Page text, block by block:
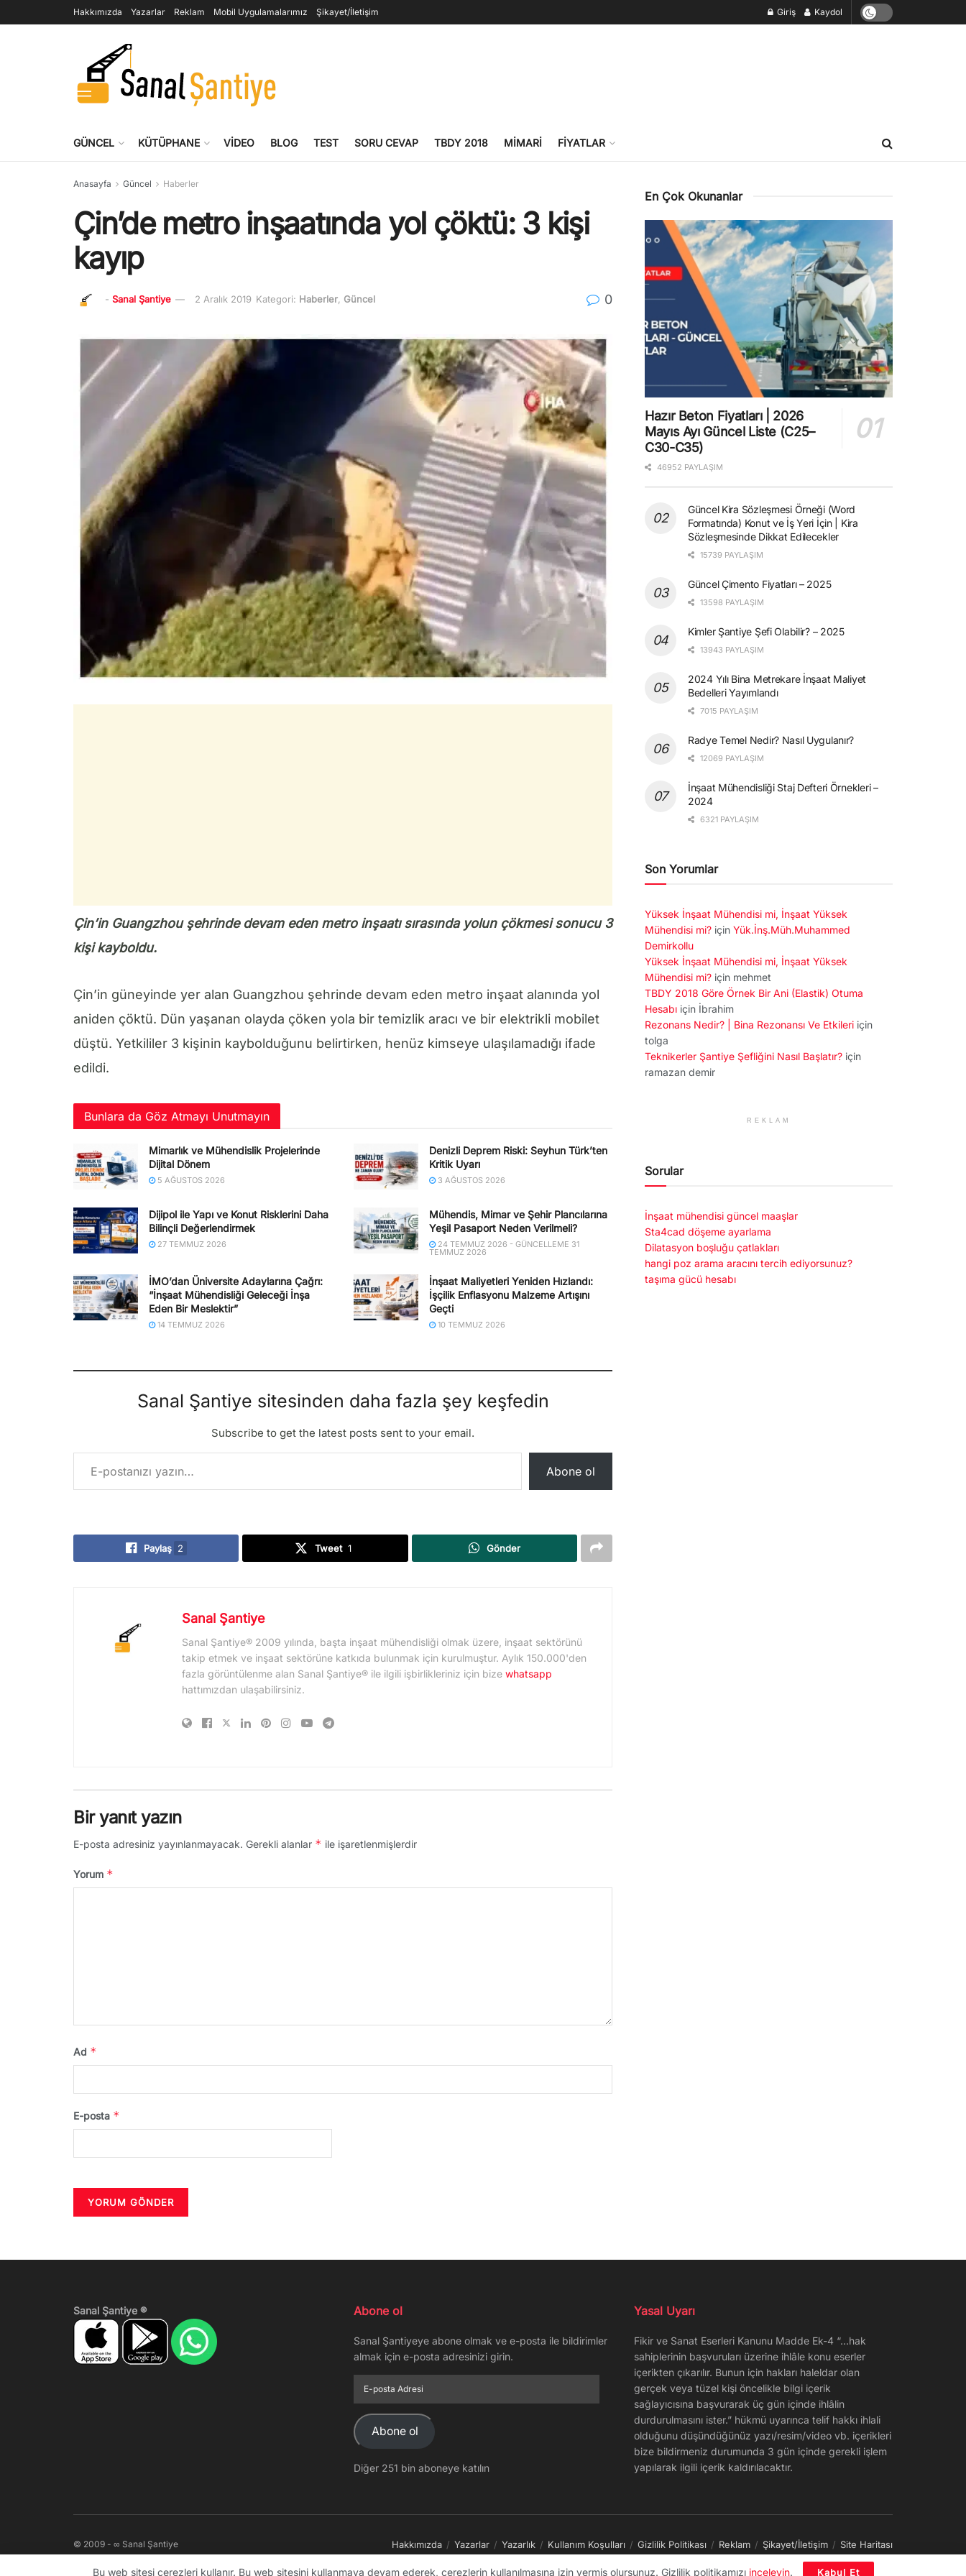
Hakkımızda Yazarlar Reklam Mobil Uygulamalarımız Şikayet/İletişim Giriş Kaydol
GÜNCEL KÜTÜPHANE VIDEO BLOG TEST SORU CEVAP TBDY 2018 MIMARI FIYATLAR
Anasayfa Güncel Haberler
Çin’de metro inşaatında yol çöktü: 3 kişi
kayıp
- Sanal Şantiye 2 Aralık 2019 Kategori: Haberler, Güncel 0
Çin’in Guangzhou şehrinde devam eden metro inşaatı sırasında yolun çökmesi sonucu 3
kişi kayboldu.
Çin’in güneyinde yer alan Guangzhou şehrinde devam eden metro inşaat alanında yol
aniden çöktü. Dün yaşanan olayda çöken yola bir temizlik aracı ve bir elektrikli mobilet
düştü. Yetkililer 3 kişinin kaybolduğunu belirtirken, henüz kimseye ulaşılamadığı ifade
edildi.
Bunlara da Göz Atmayı Unutmayın
Mimarlık ve Mühendislik Projelerinde
Dijital Dönem
5 AĞUSTOS 2026
Denizli Deprem Riski: Seyhun Türk’ten
Kritik Uyarı
3 AĞUSTOS 2026
Dijipol ile Yapı ve Konut Risklerini Daha
Bilinçli Değerlendirmek
27 TEMMUZ 2026
Mühendis, Mimar ve Şehir Plancılarına
Yeşil Pasaport Neden Verilmeli?
24 TEMMUZ 2026 - GÜNCELLEME 31
TEMMUZ 2026
İMO’dan Üniversite Adaylarına Çağrı:
“İnşaat Mühendisliği Geleceği İnşa
Eden Bir Meslektir”
14 TEMMUZ 2026
İnşaat Maliyetleri Yeniden Hızlandı:
İşçilik Enflasyonu Malzeme Artışını
Geçti
10 TEMMUZ 2026
Sanal Şantiye sitesinden daha fazla şey keşfedin
Subscribe to get the latest posts sent to your email.
E-postanızı yazın…
Abone ol
Paylaş 2 Tweet 1 Gönder
Sanal Şantiye
Sanal Şantiye® 2009 yılında, başta inşaat mühendisliği olmak üzere, inşaat sektörünü
takip etmek ve inşaat sektörüne katkıda bulunmak için kurulmuştur. Aylık 150.000'den
fazla görüntülenme alan Sanal Şantiye® ile ilgili işbirlikleriniz için bize whatsapp
hattımızdan ulaşabilirsiniz.
Bir yanıt yazın
E-posta adresiniz yayınlanmayacak. Gerekli alanlar * ile işaretlenmişlerdir
Yorum *
Ad *
E-posta *
En Çok Okunanlar
Hazır Beton Fiyatları | 2026
Mayıs Ayı Güncel Liste (C25–
C30-C35)
46952 PAYLAŞIM
Güncel Kira Sözleşmesi Örneği (Word
Formatında) Konut ve İş Yeri İçin | Kira
Sözleşmesinde Dikkat Edilecekler
15739 PAYLAŞIM
Güncel Çimento Fiyatları – 2025
13598 PAYLAŞIM
Kimler Şantiye Şefi Olabilir? – 2025
13943 PAYLAŞIM
2024 Yılı Bina Metrekare İnşaat Maliyet
Bedelleri Yayımlandı
7015 PAYLAŞIM
Radye Temel Nedir? Nasıl Uygulanır?
12069 PAYLAŞIM
İnşaat Mühendisliği Staj Defteri Örnekleri –
2024
6321 PAYLAŞIM
Son Yorumlar
Yüksek İnşaat Mühendisi mi, İnşaat Yüksek
Mühendisi mi? için Yük.İnş.Müh.Muhammed
Demirkollu
Yüksek İnşaat Mühendisi mi, İnşaat Yüksek
Mühendisi mi? için mehmet
TBDY 2018 Göre Örnek Bir Ani (Elastik) Otuma
Hesabı için İbrahim
Rezonans Nedir? | Bina Rezonansı Ve Etkileri için
tolga
Teknikerler Şantiye Şefliğini Nasıl Başlatır? için
ramazan demir
REKLAM
Sorular
İnşaat mühendisi güncel maaşlar
Sta4cad döşeme ayarlama
Dilatasyon boşluğu çatlakları
hangi poz arama aracını tercih ediyorsunuz?
taşıma gücü hesabı
Sanal Şantiye ® Abone ol
Sanal Şantiyeye abone olmak ve e-posta ile bildirimler
almak için e-posta adresinizi girin.
posta
Adresi
Abone ol
Diğer 251 bin aboneye katılın
Yasal Uyarı
Fikir ve Sanat Eserleri Kanunu Madde Ek-4 “…hak
sahiplerinin başvuruları üzerine ihlâle konu eserler
içerikten çıkarılır. Bunun için hakları haleldar olan
gerçek veya tüzel kişi öncelikle bilgi içerik
sağlayıcısına başvurarak üç gün içinde ihlâlin
durdurulmasını ister.” hükmü uyarınca telif hakkı ihlali
olduğunu düşündüğünüz yazı/resim/video vb. içerikleri
bize bildirmeniz durumunda 3 gün içinde gerekli işlem
yapılarak ilgili içerik kaldırılacaktır.
Hakkımızda Yazarlar Yazarlık Kullanım Koşulları Gizlilik Politikası Reklam Şikayet/İletişim Site Haritası
© 2009 - ∞ Sanal Şantiye
Bu web sitesi çerezleri kullanır. Bu web sitesini kullanmaya devam ederek, çerezlerin kullanılmasına izin vermiş olursunuz. Gizlilik politikamızı inceleyin. Kabul Et